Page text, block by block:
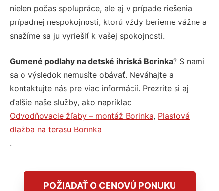
nielen počas spolupráce, ale aj v prípade riešenia
prípadnej nespokojnosti, ktorú vždy berieme vážne a
snažíme sa ju vyriešiť k vašej spokojnosti.
Gumené podlahy na detské ihriská Borinka? S nami
sa o výsledok nemusíte obávať. Neváhajte a
kontaktujte nás pre viac informácií. Prezrite si aj
ďalšie naše služby, ako napríklad
Odvodňovacie žľaby – montáž Borinka, Plastová
dlažba na terasu Borinka
.
POŽIADAŤ O CENOVÚ PONUKU